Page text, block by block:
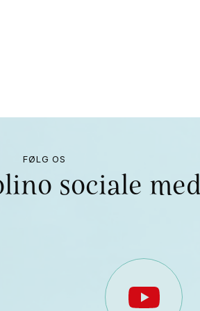
FØLG OS
sociale